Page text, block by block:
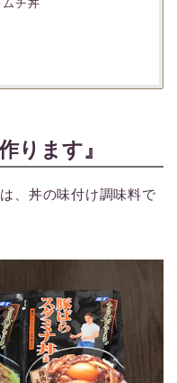
ります』
、丼の味付け調味料で